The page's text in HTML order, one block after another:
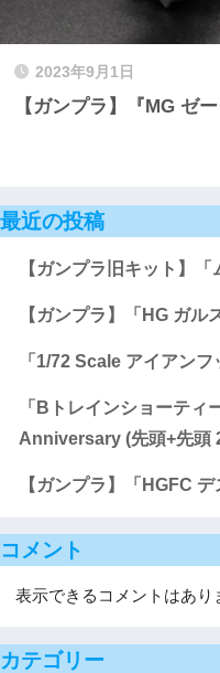
2023年9月1日
【ガンプラ】『MG ゼ
最近の投稿
【ガンプラ旧キット】
【ガンプラ】「HG ガル
「1/72 Scale アイアン
「Bトレインショーティ
Anniversary (先頭+先頭
【ガンプラ】「HGFC
コメント
表示できるコメントはあり
カテゴリー